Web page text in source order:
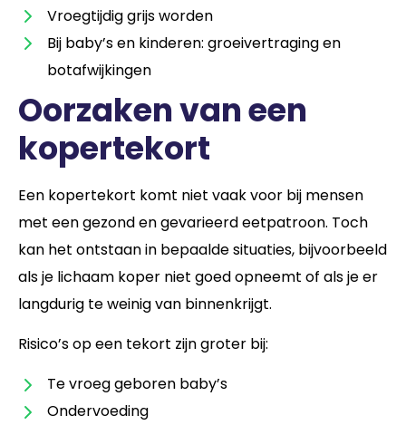
Vroegtijdig grijs worden
Bij baby’s en kinderen: groeivertraging en
botafwijkingen
Oorzaken van een
kopertekort
Een kopertekort komt niet vaak voor bij mensen
met een gezond en gevarieerd eetpatroon. Toch
kan het ontstaan in bepaalde situaties, bijvoorbeeld
als je lichaam koper niet goed opneemt of als je er
langdurig te weinig van binnenkrijgt.
Risico’s op een tekort zijn groter bij:
Te vroeg geboren baby’s
Ondervoeding